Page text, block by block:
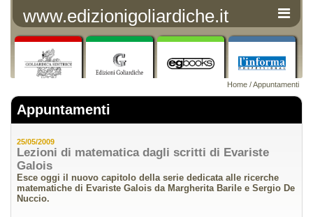
www.edizionigoliardiche.it
Home /Appuntamenti
Appuntamenti
25/05/2009
Lezioni di matematica dagli scritti di Evariste
Galois
Esce oggi il nuovo capitolo della serie dedicata alle ricerche
matematiche di Evariste Galois da Margherita Barile e Sergio De
Nuccio.